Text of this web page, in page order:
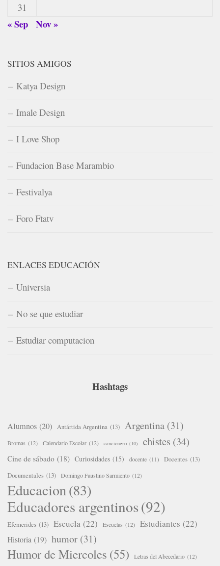
31
« Sep Nov »
SITIOS AMIGOS
Katya Design
Imale Design
I Love Shop
Fundacion Base Marambio
Festivalya
Foro Ftatv
ENLACES EDUCACIÓN
Universia
No se que estudiar
Estudiar computacion
Hashtags
Alumnos (20) Antártida Argentina (13) Argentina (31)
Bromas (12) Calendario Escolar (12) cancionero (10) chistes (34)
Cine de sábado (18) Curiosidades (15) docente (11) Docentes (13)
Documentales (13) Domingo Faustino Sarmiento (12)
Educacion(83)
Educadores argentinos(92)
Efemerides (13) Escuela (22) Escuelas (12) Estudiantes (22)
Historia (19) humor (31)
Humor de Miercoles (55) Letras del Abecedario (12)